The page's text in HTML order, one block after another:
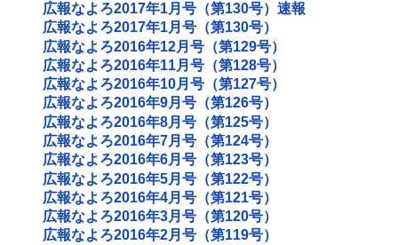
広報なよろ2017年1月号（第130号）速報
広報なよろ2017年1月号（第130号）
広報なよろ2016年12月号（第129号）
広報なよろ2016年11月号（第128号）
広報なよろ2016年10月号（第127号）
広報なよろ2016年9月号（第126号）
広報なよろ2016年8月号（第125号）
広報なよろ2016年7月号（第124号）
広報なよろ2016年6月号（第123号）
広報なよろ2016年5月号（第122号）
広報なよろ2016年4月号（第121号）
広報なよろ2016年3月号（第120号）
広報なよろ2016年2月号（第119号）